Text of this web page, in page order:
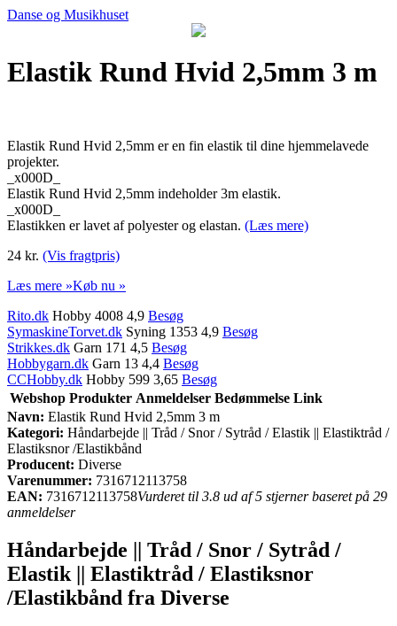
Danse og Musikhuset
Elastik Rund Hvid 2,5mm 3 m
Elastik Rund Hvid 2,5mm er en fin elastik til dine hjemmelavede
projekter.
_x000D_
Elastik Rund Hvid 2,5mm indeholder 3m elastik.
_x000D_
Elastikken er lavet af polyester og elastan. (Læs mere)
24 kr. (Vis fragtpris)
Læs mere »Køb nu »
Rito.dk Hobby 4008 4,9 Besøg
SymaskineTorvet.dk Syning 1353 4,9 Besøg
Strikkes.dk Garn 171 4,5 Besøg
Hobbygarn.dk Garn 13 4,4 Besøg
CCHobby.dk Hobby 599 3,65 Besøg
Webshop Produkter Anmeldelser Bedømmelse Link
Navn: Elastik Rund Hvid 2,5mm 3 m
Kategori: Håndarbejde || Tråd / Snor / Sytråd / Elastik || Elastiktråd /
Elastiksnor /Elastikbånd
Producent: Diverse
Varenummer: 7316712113758
EAN: 7316712113758Vurderet til 3.8 ud af 5 stjerner baseret på 29
anmeldelser
Håndarbejde || Tråd / Snor / Sytråd /
Elastik || Elastiktråd / Elastiksnor
/Elastikbånd fra Diverse